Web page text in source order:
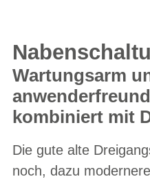
Wartungsarm
kombiniert mit
Die gute alte
noch, dazu